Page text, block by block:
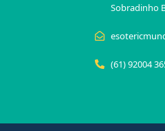
Sobradinho
(61) 92004